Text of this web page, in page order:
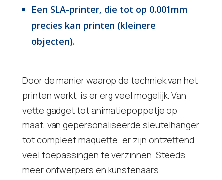
Een SLA-printer, die tot op 0.001mm
precies kan printen (kleinere
objecten).
Door de manier waarop de techniek van het
printen werkt, is er erg veel mogelijk. Van
vette gadget tot animatiepoppetje op
maat, van gepersonaliseerde sleutelhanger
tot compleet maquette: er zijn ontzettend
veel toepassingen te verzinnen. Steeds
meer ontwerpers en kunstenaars